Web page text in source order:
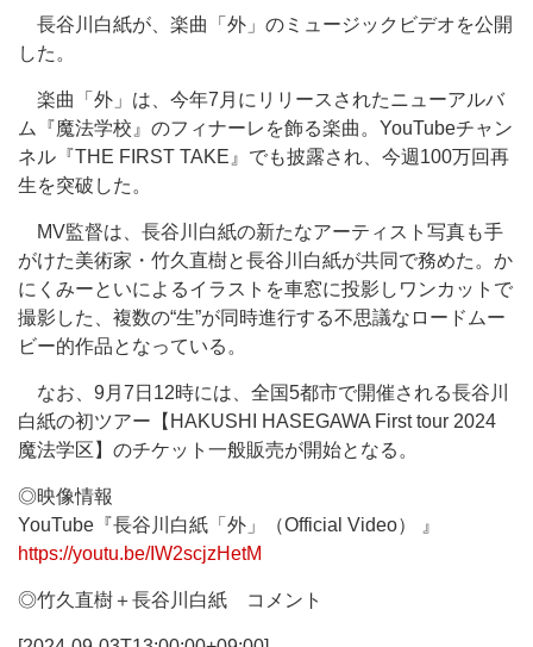
長谷川白紙が、楽曲「外」のミュージックビデオを公開
した。
楽曲「外」は、今年7月にリリースされたニューアルバ
ム『魔法学校』のフィナーレを飾る楽曲。YouTubeチャン
ネル『THE FIRST TAKE』でも披露され、今週100万回再
生を突破した。
MV監督は、長谷川白紙の新たなアーティスト写真も手
がけた美術家・竹久直樹と長谷川白紙が共同で務めた。か
にくみーといによるイラストを車窓に投影しワンカットで
撮影した、複数の“生”が同時進行する不思議なロードムー
ビー的作品となっている。
なお、9月7日12時には、全国5都市で開催される長谷川
白紙の初ツアー【HAKUSHI HASEGAWA First tour 2024
魔法学区】のチケット一般販売が開始となる。
◎映像情報
YouTube『長谷川白紙「外」（Official Video） 』
https://youtu.be/IW2scjzHetM
◎竹久直樹＋長谷川白紙 コメント